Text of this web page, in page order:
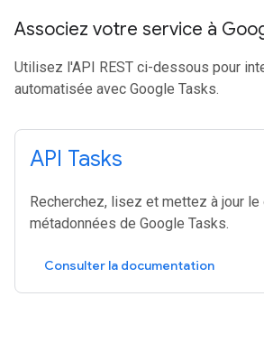
Associez votre service à
Utilisez l'API REST ci-dessous pour
automatisée avec Google Tasks.
API Tasks
Recherchez, lisez et mettez à jour
métadonnées de Google Tasks.
Consulter la documentation